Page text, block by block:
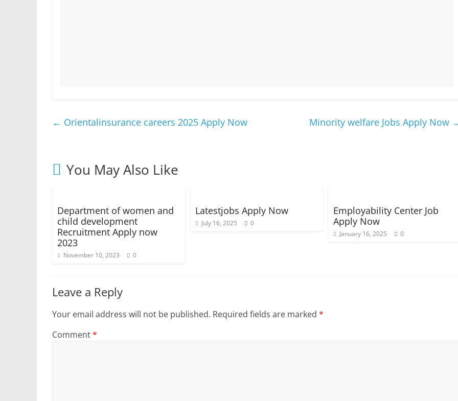
← Orientalinsurance careers 2025 Apply Now Minority welfare Jobs Apply Now
You May Also Like
Department of women and
child development
Recruitment Apply now
2023
November 10, 2023 0
Latestjobs Apply Now
July 16, 2025 0
Employability Center Job
Apply Now
January 16, 2025 0
Leave a Reply
Your email address will not be published. Required fields are marked *
Comment*